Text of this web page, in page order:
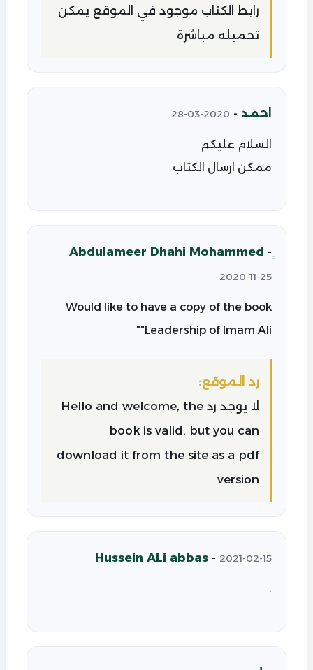
رابط الكتاب موجود في الموقع يمكن
تحميله مباشرة
احمد -
2020-03-28
السلام عليكم
ممكن ارسال الكتاب
-
2020-11-25
Would like to have a copy of the book
"Leadership of Imam Ali"
رد الموقع:
لا يوجد رد Hello and welcome, the
book is valid, but you can
download it from the site as a pdf
version
Hussein ALi abbas - 2021-02-15
.